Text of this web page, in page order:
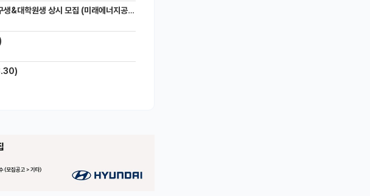
대학원생 상시 모집 (미래에너지공학과)